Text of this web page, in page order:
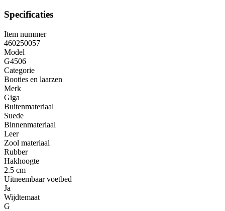
Specificaties
Item nummer
460250057
Model
G4506
Categorie
Booties en laarzen
Merk
Giga
Buitenmateriaal
Suede
Binnenmateriaal
Leer
Zool materiaal
Rubber
Hakhoogte
2.5 cm
Uitneembaar voetbed
Ja
Wijdtemaat
G